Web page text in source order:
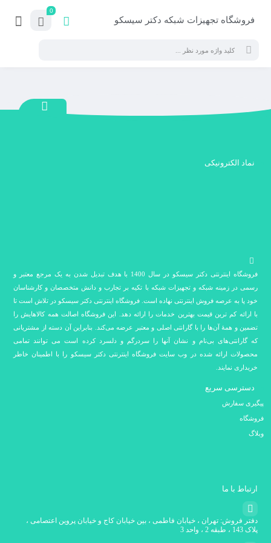
فروشگاه تجهیزات شبکه دکتر سیسکو
0
نماد الکترونیکی
فروشگاه اینترنتی دکتر سیسکو در سال 1400 با هدف تبدیل شدن به یک مرجع معتبر و
رسمی در زمینه شبکه و تجهیزات شبکه با تکیه بر تجارب و دانش متخصصان و کارشناسان
خود پا به عرصه فروش اینترنتی نهاده است. فروشگاه اینترنتی دکتر سیسکو در تلاش است تا
با ارائه کم ترین قیمت بهترین خدمات را ارائه دهد. این فروشگاه اصالت همه کالاهایش را
تضمین و همۀ آن‌ها را با گارانتی اصلی و معتبر عرضه می‌کند. بنابراین آن دسته از مشتریانی
که گارانتی‌های بی‌نام و نشان آنها را سردرگم و دلسرد کرده است می توانند تمامی
محصولات ارائه شده در وب سایت فروشگاه اینترنتی دکتر سیسکو را با اطمینان خاطر
خریداری نمایند.
دسترسی سریع
پیگیری سفارش
فروشگاه
وبلاگ
ارتباط با ما
دفتر فروش: تهران ، خیابان فاطمی ، بین خیابان کاج و خیابان پروین اعتصامی ،
پلاک 143 ، طبقه 2 ، واحد 3